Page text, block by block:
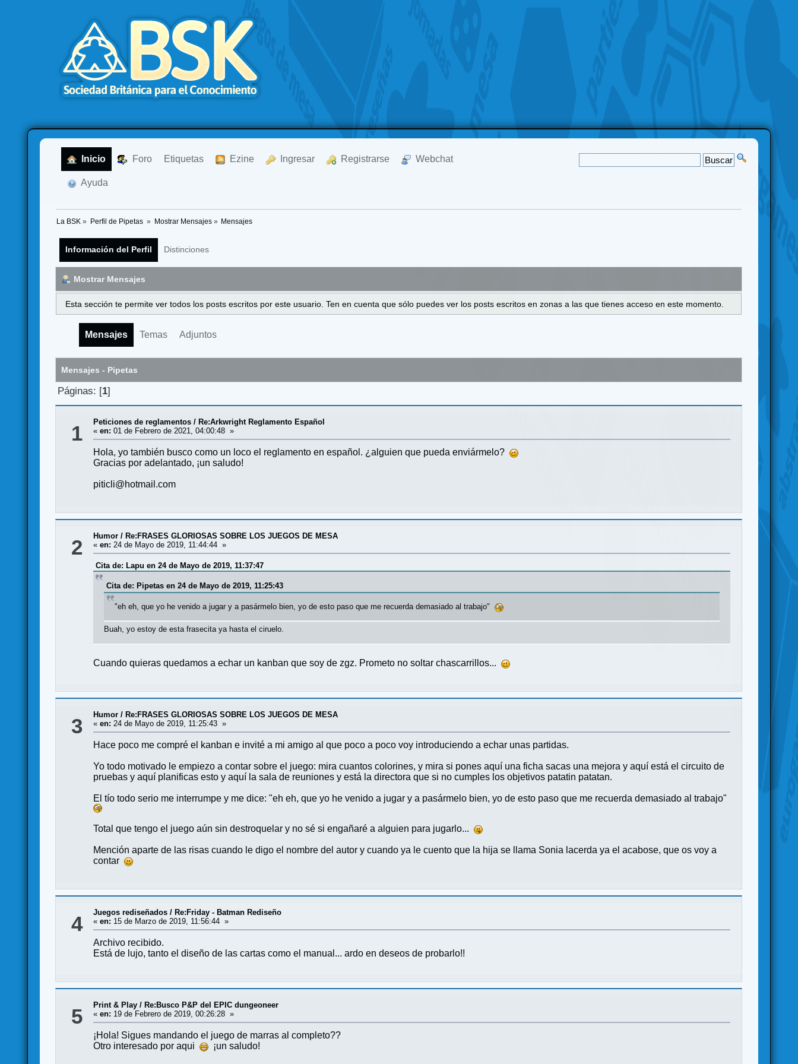
Inicio Foro Etiquetas Ezine Ingresar Registrarse Webchat
Ayuda
La BSK » Perfil de Pipetas » Mostrar Mensajes» Mensajes
Información del Perfil Distinciones
Mostrar Mensajes
Esta sección te permite ver todos los posts escritos por este usuario. Ten en cuenta que sólo puedes ver los posts escritos en zonas a las que tienes acceso en este momento.
Mensajes Temas Adjuntos
Mensajes - Pipetas
Páginas: [1]
1 Peticiones de reglamentos / Re:Arkwright Reglamento Español
«en: 01 de Febrero de 2021, 04:00:48 »
Hola, yo también busco como un loco el reglamento en español. ¿alguien que pueda enviármelo?
Gracias por adelantado, ¡un saludo!
piticli@hotmail.com
2 Humor/ Re:FRASES GLORIOSAS SOBRE LOS JUEGOS DE MESA
«en: 24 de Mayo de 2019, 11:44:44 »
Cita de: Lapu en 24 de Mayo de 2019, 11:37:47
Cita de: Pipetas en 24 de Mayo de 2019, 11:25:43
"eh eh, que yo he venido a jugar y a pasármelo bien, yo de esto paso que me recuerda demasiado al trabajo"
Buah, yo estoy de esta frasecita ya hasta el ciruelo.
Cuando quieras quedamos a echar un kanban que soy de zgz. Prometo no soltar chascarrillos...
3 Humor/Re:FRASES GLORIOSAS SOBRE LOS JUEGOS DE MESA
«en: 24 de Mayo de 2019, 11:25:43 »
Hace poco me compré el kanban e invité a mi amigo al que poco a poco voy introduciendo a echar unas partidas.
Yo todo motivado le empiezo a contar sobre el juego: mira cuantos colorines, y mira si pones aquí una ficha sacas una mejora y aquí está el circuito de
pruebas y aquí planificas esto y aquí la sala de reuniones y está la directora que si no cumples los objetivos patatin patatan.
El tío todo serio me interrumpe y me dice: "eh eh, que yo he venido a jugar y a pasármelo bien, yo de esto paso que me recuerda demasiado al trabajo"
Total que tengo el juego aún sin destroquelar y no sé si engañaré a alguien para jugarlo...
Mención aparte de las risas cuando le digo el nombre del autor y cuando ya le cuento que la hija se llama Sonia lacerda ya el acabose, que os voy a
contar
4 Juegos rediseñados /Re:Friday - Batman Rediseño
«en: 15 de Marzo de 2019, 11:56:44 »
Archivo recibido.
Está de lujo, tanto el diseño de las cartas como el manual... ardo en deseos de probarlo!!
5 Print & Play /Re:Busco P&P del EPIC dungeoneer
«en: 19 de Febrero de 2019, 00:26:28 »
¡Hola! Sigues mandando el juego de marras al completo??
Otro interesado por aqui
¡un saludo!